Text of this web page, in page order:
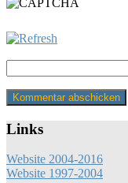
Links
Website 2004-2016
Website 1997-2004